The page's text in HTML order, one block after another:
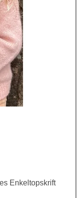
Enkeltopskrift